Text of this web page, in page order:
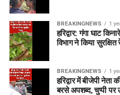
BREAKINGNEWS 1
हरिद्वार: गंगा घाट
विभाग ने किया सुरक्षित
BREAKINGNEWS 1
हरिद्वार में बीजेपी
बरसे अपशब्द, चुप्पी पर